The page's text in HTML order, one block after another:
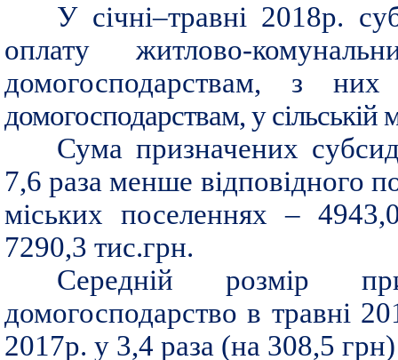
У січні–травні 2018р.
оплату житлово-
домогосподарствам, з
домогосподарствам, у сільській
Сума призначених
7,6 раза менше відповідного
міських поселеннях –
7290,3 тис.грн.
Середній розмір
домогосподарство в травні
2017р. у 3,4 раза (на 308,5